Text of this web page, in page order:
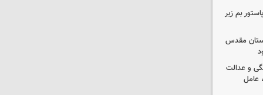
بم زیر
آستان مقدس
و عدالت
عامل